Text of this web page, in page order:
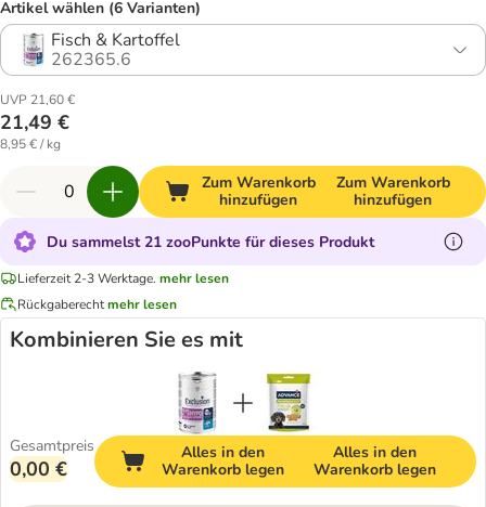
Artikel wählen (6 Varianten)
Fisch & Kartoffel
262365.6
UVP 21,60 €
21,49 €
8,95 € / kg
Zum Warenkorb
hinzufügen
Zum Warenkorb
hinzufügen
Du sammelst 21 zooPunkte für dieses Produkt
Lieferzeit 2-3 Werktage. mehr lesen
Rückgaberechtmehr lesen
Kombinieren Sie es mit
Gesamtpreis
0,00 €
Alles in den
Warenkorb legen
Alles in den
Warenkorb legen